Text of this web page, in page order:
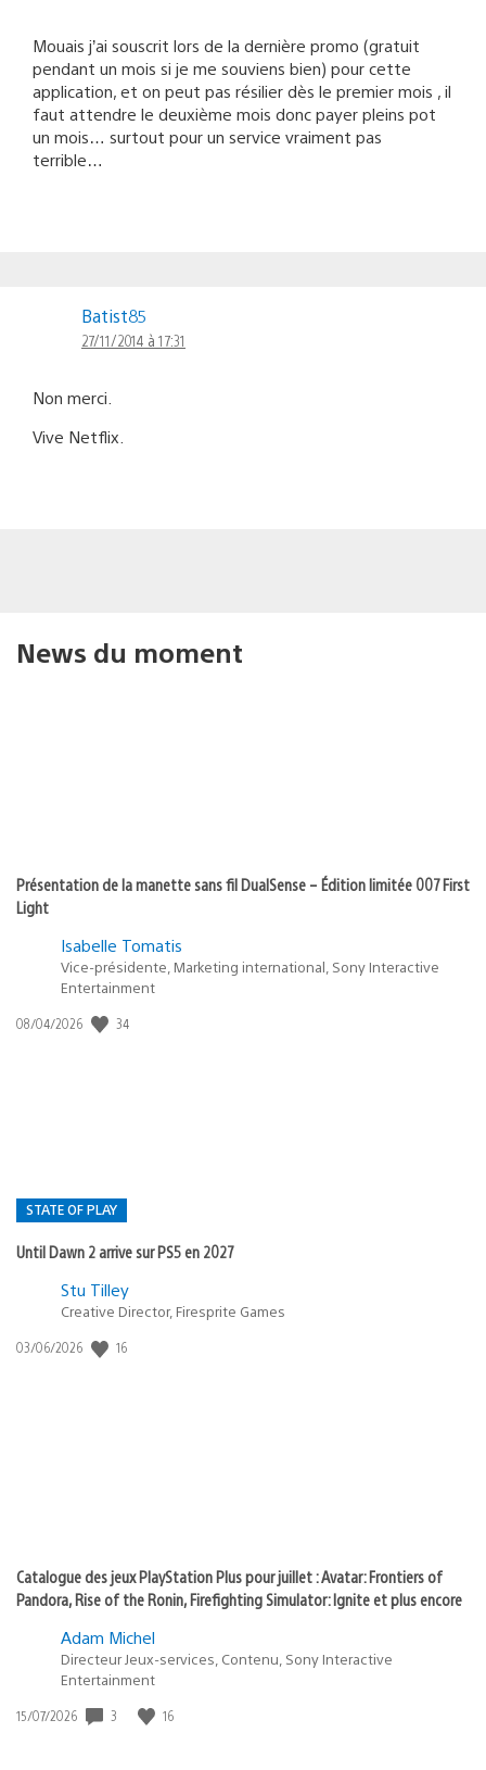
Mouais j’ai souscrit lors de la dernière promo (gratuit
pendant un mois si je me souviens bien) pour cette
application, et on peut pas résilier dès le premier mois , il
faut attendre le deuxième mois donc payer pleins pot
un mois… surtout pour un service vraiment pas
terrible…
Batist85
27/11/2014 à 17:31
Non merci.
Vive Netflix.
News du moment
Présentation de la manette sans fil DualSense – Édition limitée 007 First
Light
Isabelle Tomatis
Vice-présidente, Marketing international, Sony Interactive
Entertainment
Date
08/04/2026 34
STATE OF PLAY
Until Dawn 2 arrive sur PS5 en 2027
Postée
:
Stu Tilley
Creative Director, Firesprite Games
Date
03/06/2026 16
Catalogue des jeux PlayStation Plus pour juillet : Avatar: Frontiers of
Pandora, Rise of the Ronin, Firefighting Simulator: Ignite et plus encore
Adam Michel
Directeur Jeux-services, Contenu, Sony Interactive
Entertainment
Date
15/07/2026 3 16